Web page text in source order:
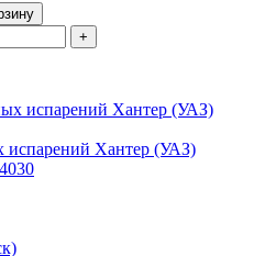
+
испарений Хантер (УАЗ)